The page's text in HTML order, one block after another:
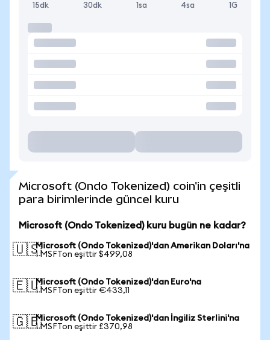
15dk 30dk 1sa 4sa 1G
Microsoft (Ondo Tokenized) coin'in çeşitli
para birimlerinde güncel kuru
Microsoft (Ondo Tokenized) kuru bugün ne kadar?
🇺🇸Microsoft (Ondo Tokenized)'dan Amerikan Doları'na
1 MSFTon eşittir $499,08
🇪🇺Microsoft (Ondo Tokenized)'dan Euro'na
1 MSFTon eşittir €433,11
🇬🇧Microsoft (Ondo Tokenized)'dan İngiliz Sterlini'na
1 MSFTon eşittir £370,98